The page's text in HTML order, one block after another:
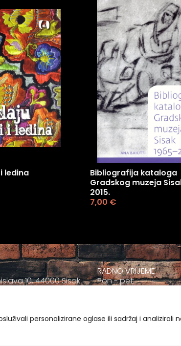
personalizirane oglase ili sadržaj i analizirali
ledina
Bibliografija kataloga
Gradskog muzeja
2015.
7,00 €
10, 44000 Sisak
RADNO VRIJEME
Pon - pet:
09:00-12:00